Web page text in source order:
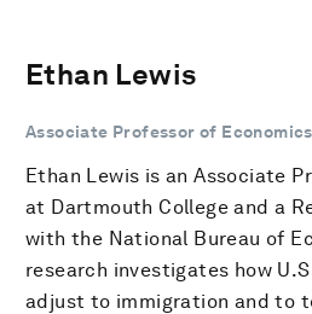
Ethan Lewis
Associate Professor of
Ethan Lewis is an Associate
at Dartmouth College and a
with the National Bureau of
research investigates how
adjust to immigration and to